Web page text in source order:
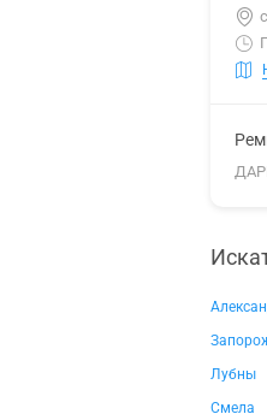
Лубны
Смела